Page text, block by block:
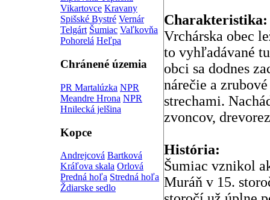
Vikartovce Kravany
Spišské Bystré Vernár
Telgárt Šumiac Vaľkovňa
Pohorelá Heľpa
Chránené územia
PR Martalúzka NPR
Meandre Hrona NPR
Hnilecká jelšina
Kopce
Andrejcová Bartková
Kráľova skala Orlová
Predná hoľa Stredná hoľa
Ždiarske sedlo
Charakteristika:
Vrchárska obec
to vyhľadávané
obci sa dodnes
nárečie a
strechami.
zvoncov,
História:
Šumiac vznikol
Muráň v 15.